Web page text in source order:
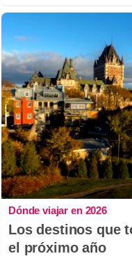
Dónde viajar en 2026
Los destinos que
el próximo año